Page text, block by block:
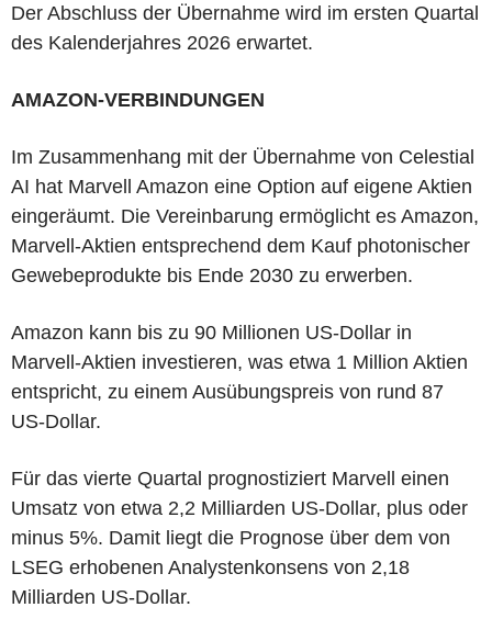
Der Abschluss der Übernahme wird im ersten Quartal
des Kalenderjahres 2026 erwartet.
AMAZON-VERBINDUNGEN
Im Zusammenhang mit der Übernahme von Celestial
AI hat Marvell Amazon eine Option auf eigene Aktien
eingeräumt. Die Vereinbarung ermöglicht es Amazon,
Marvell-Aktien entsprechend dem Kauf photonischer
Gewebeprodukte bis Ende 2030 zu erwerben.
Amazon kann bis zu 90 Millionen US-Dollar in
Marvell-Aktien investieren, was etwa 1 Million Aktien
entspricht, zu einem Ausübungspreis von rund 87
US-Dollar.
Für das vierte Quartal prognostiziert Marvell einen
Umsatz von etwa 2,2 Milliarden US-Dollar, plus oder
minus 5%. Damit liegt die Prognose über dem von
LSEG erhobenen Analystenkonsens von 2,18
Milliarden US-Dollar.